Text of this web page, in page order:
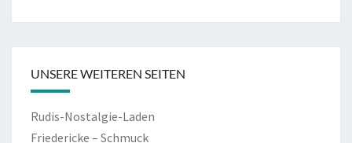
UNSERE WEITEREN SEITEN
Rudis-Nostalgie-Laden
Friedericke – Schmuck